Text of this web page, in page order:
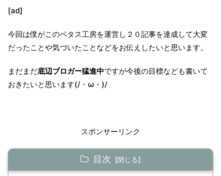
[ad]
今回は僕がこのペタス工房を運営し２０記事を達成して大変
だったことや気づいたことなどをお伝えしたいと思います。
まだまだ底辺ブロガー猛進中ですが今後の目標なども書いて
おきたいと思います(/・ω・)/
スポンサーリンク
目次